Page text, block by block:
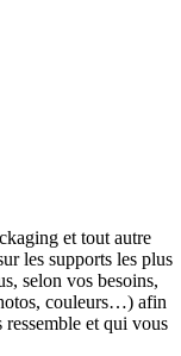
et tout autre
les supports les plus
selon vos besoins,
couleurs…) afin
et qui vous